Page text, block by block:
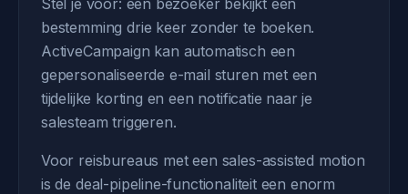
Stel je voor: een bezoeker bekijkt een
bestemming drie keer zonder te boeken.
ActiveCampaign kan automatisch een
gepersonaliseerde e-mail sturen met een
tijdelijke korting en een notificatie naar je
salesteam triggeren.
Voor reisbureaus met een sales-assisted motion
is de deal-pipeline-functionaliteit een enorm